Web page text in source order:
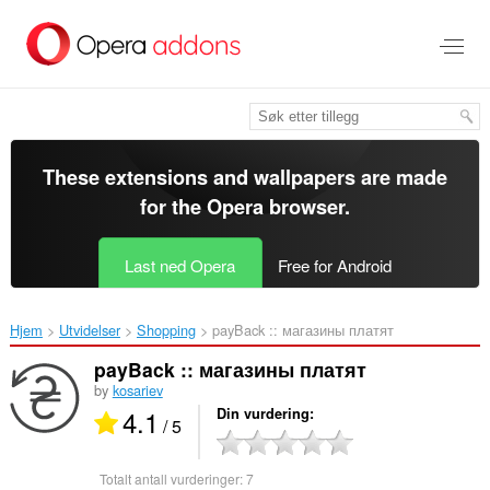
direkte
These extensions and wallpapers are made
for theOpera browser.
Last ned Opera Free for Android
Hjem Utvidelser Shopping payBack :: магазины платят‎
payBack :: магазины платят
by kosariev
4.1 / 5 Din vurdering
Totalt antall vurderinger:7